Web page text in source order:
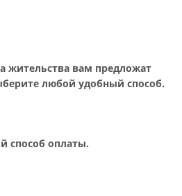
жительства вам предложат
любой удобный способ.
способ оплаты.